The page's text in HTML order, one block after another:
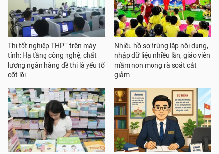
Thi tốt nghiệp THPT trên máy
tính: Hạ tầng công nghệ, chất
lượng ngân hàng đề thi là yếu tố
cốt lõi
Nhiều hồ sơ trùng lặp nội dung,
nhập dữ liệu nhiều lần, giáo viên
mầm non mong rà soát cắt
giảm